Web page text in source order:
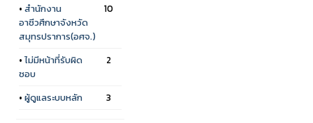
• สำนักงาน
อาชีวศึกษาจังหวัด
สมุทรปราการ(อศจ.)
10
• ไม่มีหน้าที่รับผิด
ชอบ
2
• ผู้ดูแลระบบหลัก 3